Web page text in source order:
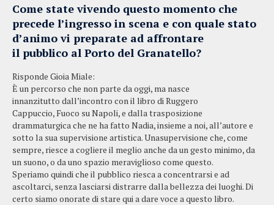
Come state vivendo questo momento che
precede l’ingresso in scena e con quale stato
d’animo vi preparate ad affrontare
il pubblico al Porto del Granatello?
Risponde Gioia Miale:
È un percorso che non parte da oggi, ma nasce
innanzitutto dall’incontro con il libro di Ruggero
Cappuccio, Fuoco su Napoli, e dalla trasposizione
drammaturgica che ne ha fatto Nadia, insieme a noi, all’autore e
sotto la sua supervisione artistica. Unasupervisione che, come
sempre, riesce a cogliere il meglio anche da un gesto minimo, da
un suono, o da uno spazio meraviglioso come questo.
Speriamo quindi che il pubblico riesca a concentrarsi e ad
ascoltarci, senza lasciarsi distrarre dalla bellezza dei luoghi. Di
certo siamo onorate di stare qui a dare voce a questo libro.